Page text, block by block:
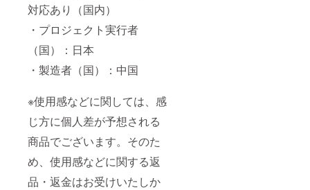
対応あり（国内）
・プロジェクト実行者
（国）：日本
・製造者（国）：中国
※使用感などに関しては、感
じ方に個人差が予想される
商品でございます。そのた
め、使用感などに関する返
品・返金はお受けいたしか